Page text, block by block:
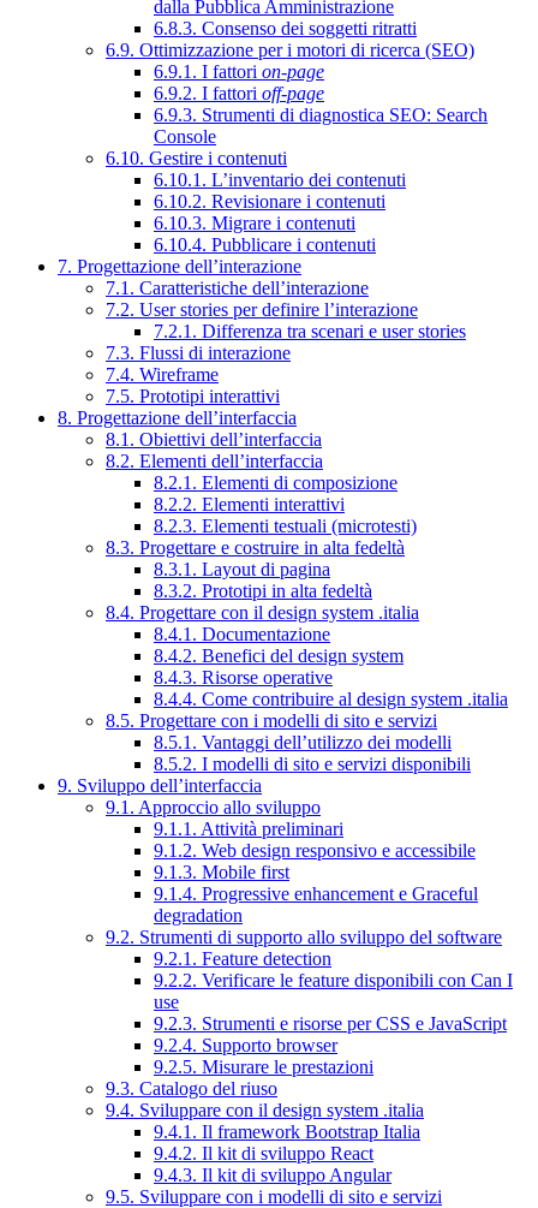
dalla Pubblica Amministrazione
6.8.3. Consenso dei soggetti ritratti
6.9. Ottimizzazione per i motori di ricerca (SEO)
6.9.1. I fattori on-page
6.9.2. I fattori off-page
6.9.3. Strumenti di diagnostica SEO: Search
Console
6.10. Gestire i contenuti
6.10.1. L’inventario dei contenuti
6.10.2. Revisionare i contenuti
6.10.3. Migrare i contenuti
6.10.4. Pubblicare i contenuti
7. Progettazione dell’interazione
7.1. Caratteristiche dell’interazione
7.2. User stories per definire l’interazione
7.2.1. Differenza tra scenari e user stories
7.3. Flussi di interazione
7.4. Wireframe
7.5. Prototipi interattivi
8. Progettazione dell’interfaccia
8.1. Obiettivi dell’interfaccia
8.2. Elementi dell’interfaccia
8.2.1. Elementi di composizione
8.2.2. Elementi interattivi
8.2.3. Elementi testuali (microtesti)
8.3. Progettare e costruire in alta fedeltà
8.3.1. Layout di pagina
8.3.2. Prototipi in alta fedeltà
8.4. Progettare con il design system .italia
8.4.1. Documentazione
8.4.2. Benefici del design system
8.4.3. Risorse operative
8.4.4. Come contribuire al design system .italia
8.5. Progettare con i modelli di sito e servizi
8.5.1. Vantaggi dell’utilizzo dei modelli
8.5.2. I modelli di sito e servizi disponibili
9. Sviluppo dell’interfaccia
9.1. Approccio allo sviluppo
9.1.1. Attività preliminari
9.1.2. Web design responsivo e accessibile
9.1.3. Mobile first
9.1.4. Progressive enhancement e Graceful
degradation
9.2. Strumenti di supporto allo sviluppo del software
9.2.1. Feature detection
9.2.2. Verificare le feature disponibili con Can I
use
9.2.3. Strumenti e risorse per CSS e JavaScript
9.2.4. Supporto browser
9.2.5. Misurare le prestazioni
9.3. Catalogo del riuso
9.4. Sviluppare con il design system .italia
9.4.1. Il framework Bootstrap Italia
9.4.2. Il kit di sviluppo React
9.4.3. Il kit di sviluppo Angular
9.5. Sviluppare con i modelli di sito e servizi